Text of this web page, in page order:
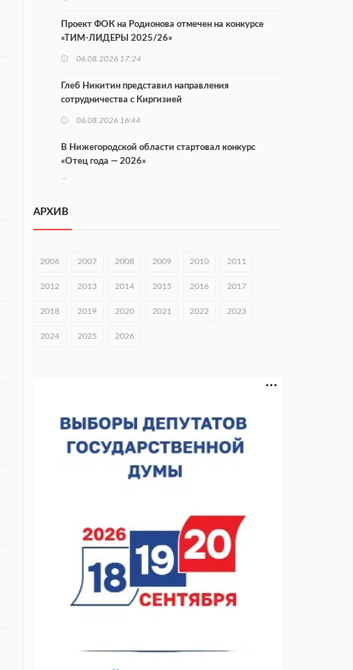
Проект ФОК на Родионова отмечен на конкурсе
«ТИМ-ЛИДЕРЫ 2025/26»
06.08.2026 17:24
Глеб Никитин представил направления
сотрудничества с Киргизией
06.08.2026 16:44
В Нижегородской области стартовал конкурс
«Отец года — 2026»
Городец подписал соглашения с Кара-Кулем и
вырос в 1,9 раза
В Нижнем Новгороде открыли фестиваль «Семья
06.08.2026 15:26
Видели ночь, бежали всю ночь... На
Нижневолжской набережной прошел необычный
06.08.2026 15:05
Нижегородские хирурги выполнили трансоральную
операцию на щитовидной железе
06.08.2026 15:03
АРХИВ
2006 2007 2008 2009 2010 2011
2012 2013 2014 2015 2016 2017
2018 2019 2020 2021 2022 2023
2024 2025 2026